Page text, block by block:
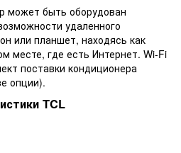
может быть оборудован
удаленного
или планшет, находясь как
месте, где есть Интернет. Wi-Fi
поставки кондиционера
опции).
TCL